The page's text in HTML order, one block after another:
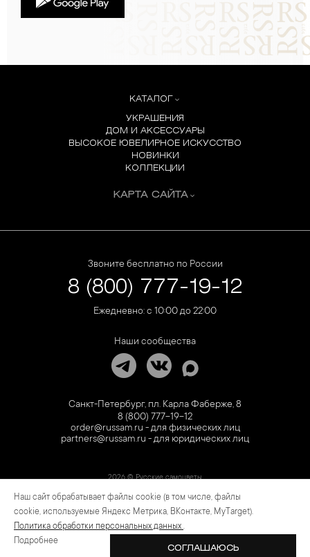
КАТАЛОГ
УКРАШЕНИЯ
ДОМ И АКСЕССУАРЫ
ВЫСОКОЕ ЮВЕЛИРНОЕ ИСКУССТВО
НОВИНКИ
КОЛЛЕКЦИИ
КАРТА САЙТА
Звоните бесплатно по России
8 (800) 777-19-12
Ежедневно: с 10:00 до 22:00
Наши сообщества
Санкт-Петербург, пл. Карла Фаберже, 8
8 (800) 777-19-12
order@russam.ru - для физических лиц
partners@russam.ru - для юридических лиц
2026 © Русские самоцветы
Предложение не является публичной офертой. Цены на сайте и в розничной сети
могут отличаться. Информация на сайте о товаре носит рекламный характер и
расценивается как приглашение делать оферты на основании п.1 ст. 437
Гражданского кодекса РФ.
Наш сайт обрабатывает файлы cookie (в том числе, файлы
cookie, используемые Яндекс Метрика, ВКонтакте, MyTarget).
Политика обработки персональных данных .
Подробнее
СОГЛАШАЮСЬ